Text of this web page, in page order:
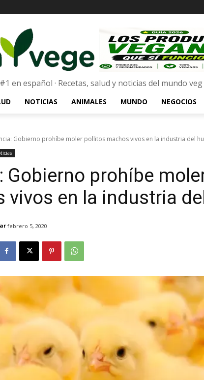
en español · Recetas, salud y noticias del mundo veg
NOTICIAS ANIMALES MUNDO NEGOCIOS
Gobierno prohíbe moler pollitos machos vivos en la industria del
Gobierno prohíbe
vivos en la industria
febrero 5, 2020